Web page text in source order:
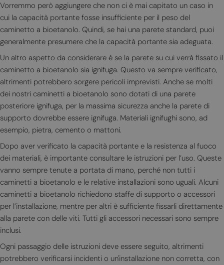
Vorremmo però aggiungere che non ci è mai capitato un caso in
cui la capacità portante fosse insufficiente per il peso del
caminetto a bioetanolo. Quindi, se hai una parete standard, puoi
generalmente presumere che la capacità portante sia adeguata.
Un altro aspetto da considerare è se la parete su cui verrà fissato il
caminetto a bioetanolo sia ignifuga. Questo va sempre verificato,
altrimenti potrebbero sorgere pericoli imprevisti. Anche se molti
dei nostri caminetti a bioetanolo sono dotati di una parete
posteriore ignifuga, per la massima sicurezza anche la parete di
supporto dovrebbe essere ignifuga. Materiali ignifughi sono, ad
esempio, pietra, cemento o mattoni.
Dopo aver verificato la capacità portante e la resistenza al fuoco
dei materiali, è importante consultare le istruzioni per l’uso. Queste
vanno sempre tenute a portata di mano, perché non tutti i
caminetti a bioetanolo e le relative installazioni sono uguali. Alcuni
caminetti a bioetanolo richiedono staffe di supporto o accessori
per l’installazione, mentre per altri è sufficiente fissarli direttamente
alla parete con delle viti. Tutti gli accessori necessari sono sempre
inclusi.
Ogni passaggio delle istruzioni deve essere seguito, altrimenti
potrebbero verificarsi incidenti o un'installazione non corretta, con